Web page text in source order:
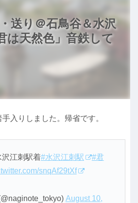
送り＠石鳥谷＆水沢
は天然色」音鉄して
入りしました。帰省です。
江刺駅着#水沢江刺駅
#君
snqAf29tXf
August 10,